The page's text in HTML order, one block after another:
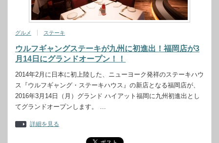
グルメ ステーキ
ウルフギャングステーキが九州に初進出！福岡店が3
月14日にグランドオープン！！
2014年2月に日本に初上陸した、ニューヨーク発祥のステーキハウ
ス『ウルフギャング・ステーキハウス』の新店となる福岡店が、
2016年3月14日（月）グランド ハイアット福岡に九州初進出とし
てグランドオープンします。 …
詳細を見る